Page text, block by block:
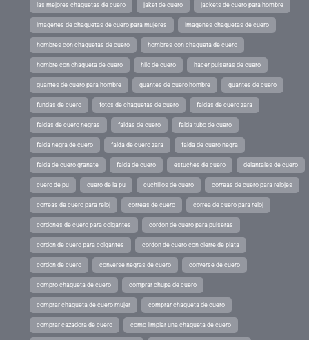
las mejores chaquetas de cuero jaket de cuero jackets de cuero para hombre
imagenes de chaquetas de cuero para mujeres imagenes chaquetas de cuero
hombres con chaquetas de cuero hombres con chaqueta de cuero
hombre con chaqueta de cuero hilo de cuero hacer pulseras de cuero
guantes de cuero para hombre guantes de cuero hombre guantes de cuero
fundas de cuero fotos de chaquetas de cuero faldas de cuero zara
faldas de cuero negras faldas de cuero falda tubo de cuero
falda negra de cuero falda de cuero zara falda de cuero negra
falda de cuero granate falda de cuero estuches de cuero delantales de cuero
cuero de pu cuero de la pu cuchillos de cuero correas de cuero para relojes
correas de cuero para reloj correas de cuero correa de cuero para reloj
cordones de cuero para colgantes cordon de cuero para pulseras
cordon de cuero para colgantes cordon de cuero con cierre de plata
cordon de cuero converse negras de cuero converse de cuero
compro chaqueta de cuero comprar chupa de cuero
comprar chaqueta de cuero mujer comprar chaqueta de cuero
comprar cazadora de cuero como limpiar una chaqueta de cuero